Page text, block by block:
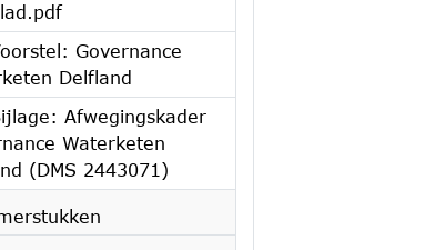
Governance
Delfland
Afwegingskader
Waterketen
(DMS 2443071)